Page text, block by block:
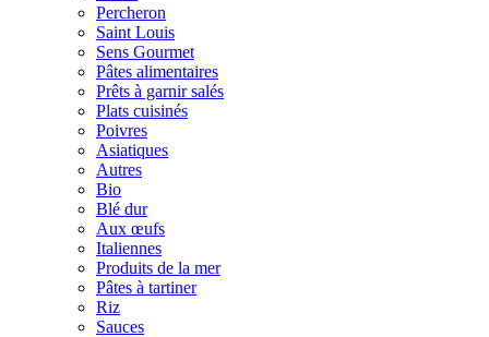
Percheron
Saint Louis
Sens Gourmet
Pâtes alimentaires
Prêts à garnir salés
Plats cuisinés
Poivres
Asiatiques
Autres
Bio
Blé dur
Aux œufs
Italiennes
Produits de la mer
Pâtes à tartiner
Riz
Sauces